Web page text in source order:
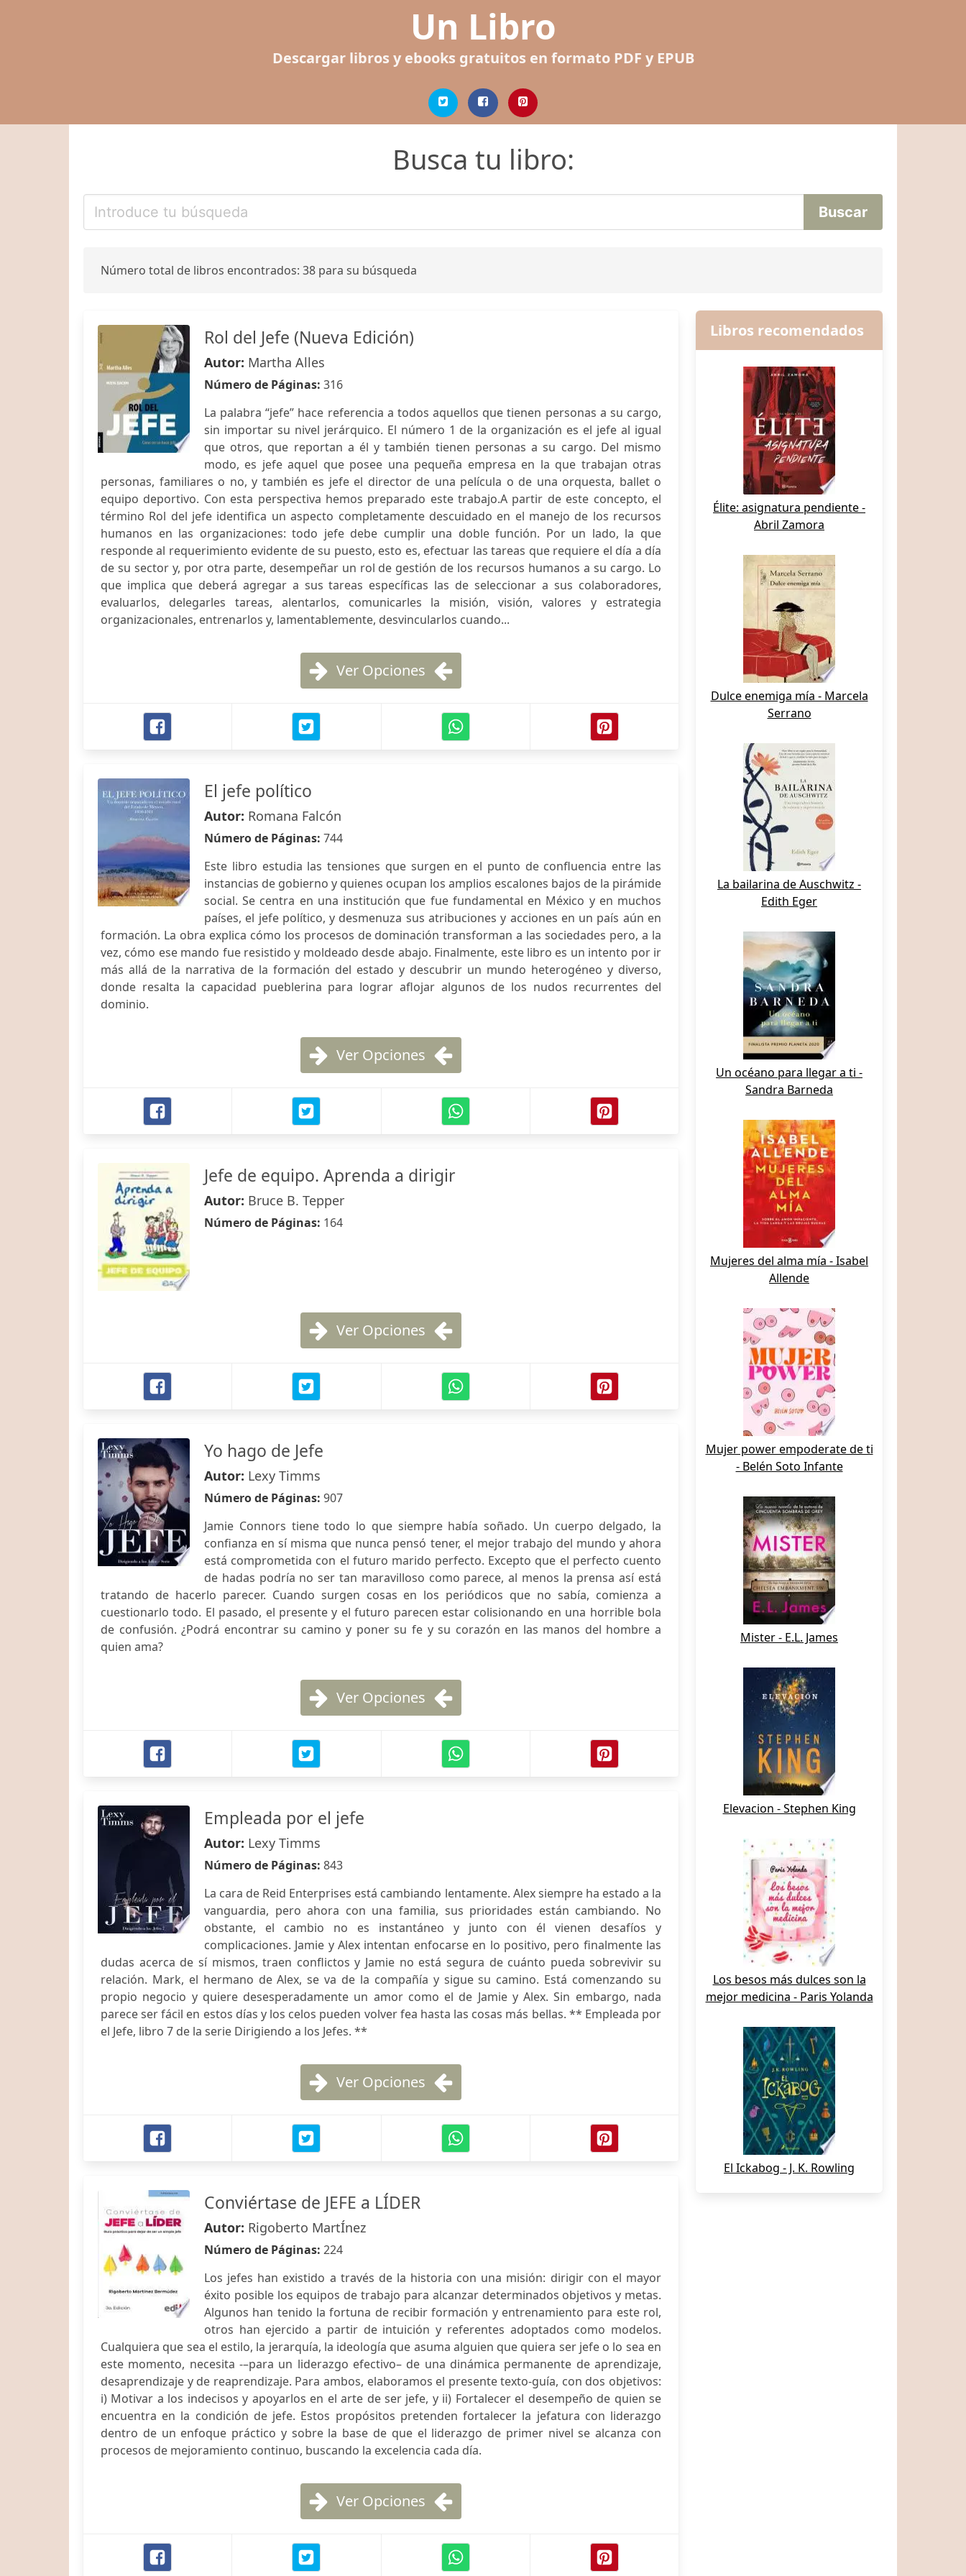
Un Libro
Descargar libros y ebooks gratuitos en formato PDF y EPUB
Busca tu libro:
Número total de libros encontrados: 38 para su búsqueda
Rol del Jefe (Nueva Edición)
Autor: Martha Alles
Número de Páginas: 316
La palabra “jefe” hace referencia a todos aquellos que tienen personas a su cargo,
sin importar su nivel jerárquico. El número 1 de la organización es el jefe al igual
que otros, que reportan a él y también tienen personas a su cargo. Del mismo
modo, es jefe aquel que posee una pequeña empresa en la que trabajan otras
personas, familiares o no, y también es jefe el director de una película o de una orquesta, ballet o
equipo deportivo. Con esta perspectiva hemos preparado este trabajo.A partir de este concepto, el
término Rol del jefe identifica un aspecto completamente descuidado en el manejo de los recursos
humanos en las organizaciones: todo jefe debe cumplir una doble función. Por un lado, la que
responde al requerimiento evidente de su puesto, esto es, efectuar las tareas que requiere el día a día
de su sector y, por otra parte, desempeñar un rol de gestión de los recursos humanos a su cargo. Lo
que implica que deberá agregar a sus tareas específicas las de seleccionar a sus colaboradores,
evaluarlos, delegarles tareas, alentarlos, comunicarles la misión, visión, valores y estrategia
organizacionales, entrenarlos y, lamentablemente, desvincularlos cuando...
Ver Opciones
El jefe político
Autor: Romana Falcón
Número de Páginas: 744
Este libro estudia las tensiones que surgen en el punto de confluencia entre las
instancias de gobierno y quienes ocupan los amplios escalones bajos de la pirámide
social. Se centra en una institución que fue fundamental en México y en muchos
países, el jefe político, y desmenuza sus atribuciones y acciones en un país aún en
formación. La obra explica cómo los procesos de dominación transforman a las sociedades pero, a la
vez, cómo ese mando fue resistido y moldeado desde abajo. Finalmente, este libro es un intento por ir
más allá de la narrativa de la formación del estado y descubrir un mundo heterogéneo y diverso,
donde resalta la capacidad pueblerina para lograr aflojar algunos de los nudos recurrentes del
dominio.
Ver Opciones
Jefe de equipo. Aprenda a dirigir
Autor: Bruce B. Tepper
Número de Páginas: 164
Ver Opciones
Yo hago de Jefe
Autor: Lexy Timms
Número de Páginas: 907
Jamie Connors tiene todo lo que siempre había soñado. Un cuerpo delgado, la
confianza en sí misma que nunca pensó tener, el mejor trabajo del mundo y ahora
está comprometida con el futuro marido perfecto. Excepto que el perfecto cuento
de hadas podría no ser tan maravilloso como parece, al menos la prensa así está
tratando de hacerlo parecer. Cuando surgen cosas en los periódicos que no sabía, comienza a
cuestionarlo todo. El pasado, el presente y el futuro parecen estar colisionando en una horrible bola
de confusión. ¿Podrá encontrar su camino y poner su fe y su corazón en las manos del hombre a
quien ama?
Ver Opciones
Empleada por el jefe
Autor: Lexy Timms
Número de Páginas: 843
La cara de Reid Enterprises está cambiando lentamente. Alex siempre ha estado a la
vanguardia, pero ahora con una familia, sus prioridades están cambiando. No
obstante, el cambio no es instantáneo y junto con él vienen desafíos y
complicaciones. Jamie y Alex intentan enfocarse en lo positivo, pero finalmente las
dudas acerca de sí mismos, traen conflictos y Jamie no está segura de cuánto pueda sobrevivir su
relación. Mark, el hermano de Alex, se va de la compañía y sigue su camino. Está comenzando su
propio negocio y quiere desesperadamente un amor como el de Jamie y Alex. Sin embargo, nada
parece ser fácil en estos días y los celos pueden volver fea hasta las cosas más bellas. ** Empleada por
el Jefe, libro 7 de la serie Dirigiendo a los Jefes. **
Ver Opciones
Conviértase de JEFE a LÍDER
Autor: Rigoberto MartÍnez
Número de Páginas: 224
Los jefes han existido a través de la historia con una misión: dirigir con el mayor
éxito posible los equipos de trabajo para alcanzar determinados objetivos y metas.
Algunos han tenido la fortuna de recibir formación y entrenamiento para este rol,
otros han ejercido a partir de intuición y referentes adoptados como modelos.
Cualquiera que sea el estilo, la jerarquía, la ideología que asuma alguien que quiera ser jefe o lo sea en
este momento, necesita -–para un liderazgo efectivo– de una dinámica permanente de aprendizaje,
desaprendizaje y de reaprendizaje. Para ambos, elaboramos el presente texto-guía, con dos objetivos:
i) Motivar a los indecisos y apoyarlos en el arte de ser jefe, y ii) Fortalecer el desempeño de quien se
encuentra en la condición de jefe. Estos propósitos pretenden fortalecer la jefatura con liderazgo
dentro de un enfoque práctico y sobre la base de que el liderazgo de primer nivel se alcanza con
procesos de mejoramiento continuo, buscando la excelencia cada día.
Ver Opciones
Libros recomendados
Élite: asignatura pendiente -
Abril Zamora
Dulce enemiga mía - Marcela
Serrano
La bailarina de Auschwitz -
Edith Eger
Un océano para llegar a ti -
Sandra Barneda
Mujeres del alma mía - Isabel
Allende
Mujer power empoderate de ti
- Belén Soto Infante
Mister - E.L. James
Elevacion - Stephen King
Los besos más dulces son la
mejor medicina - Paris Yolanda
El Ickabog - J. K. Rowling